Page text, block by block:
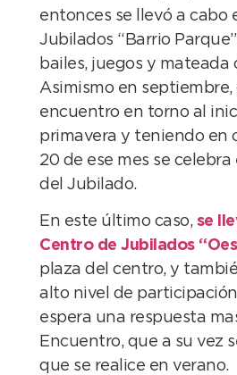
entonces se llevó a cabo
Jubilados “Barrio
bailes, juegos y mateada
Asimismo en
encuentro en torno al
primavera y teniendo en
20 de ese mes se celebra
del Jubilado.
En este último caso, se
Centro de Jubilados
plaza del centro, y
alto nivel de
espera una respuesta
Encuentro, que a su vez
que se realice en verano.